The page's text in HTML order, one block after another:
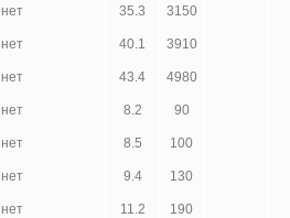
нет 35.3 3150
нет 40.1 3910
нет 43.4 4980
нет 8.2 90
нет 8.5 100
нет 9.4 130
нет 11.2 190